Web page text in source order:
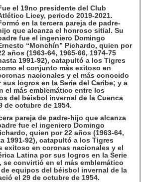
el 19no presidente del Club
Licey, periodo 2019-2021.
en la tercera pareja de padre-
que alcanza el honroso sitial. Su
fue el ingeniero Domingo
“Monchín” Pichardo, quien por
años (1963-64, 1965-66, 1974-75
1991-92), catapultó a los Tigres
el conjunto más exitoso en
nacionales y el más conocido
sus logros en la Serie del Caribe; y a
el más emblemático entre los
del béisbol invernal de la Cuenca
de octubre de 1954.
pareja de padre-hijo que alcanza
fue el ingeniero Domingo
quien por 22 años (1963-64,
1991-92), catapultó a los Tigres
exitoso en coronas nacionales y el
Latina por sus logros en la Serie
se convirtió en el más emblemático
equipos del béisbol invernal de la
el 29 de octubre de 1954.